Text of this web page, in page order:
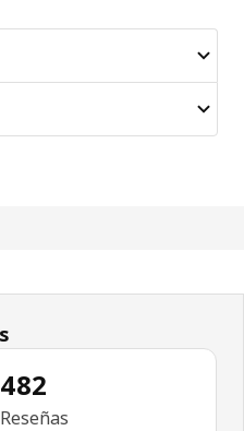
5 estrellas. Revisiones totales:
482
Reseñas